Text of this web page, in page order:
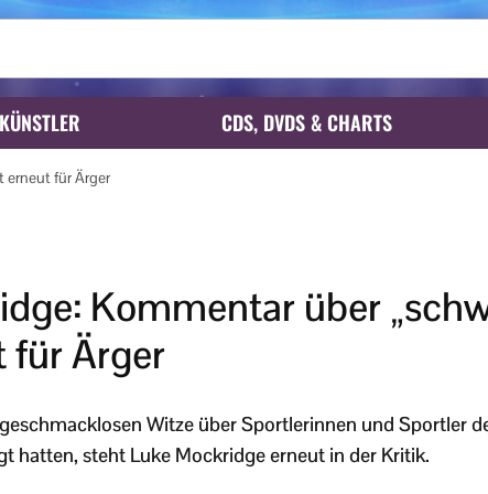
KÜNSTLER CDS, DVDS & CHARTS
erneut für Ärger
Kommentar über
für Ärger
Witze über Sportlerinnen und Sportler
hatten, steht Luke Mockridge erneut in der Kritik.